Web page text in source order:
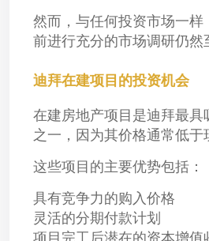
然而，与任何投资市场一样
前进行充分的市场调研仍然
迪拜在建项目的投资机会
在建房地产项目是迪拜最具
之一，因为其价格通常低于
这些项目的主要优势包括：
具有竞争力的购入价格
灵活的分期付款计划